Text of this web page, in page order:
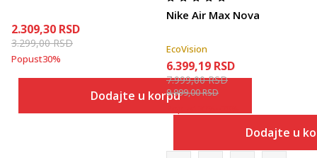
2.309,30 RSD
3.299,00RSD
Popust30%
Dodajte u korpu
Nike Air Max Nova
EcoVision
6.399,19 RSD
7.999,00RSD
9.999,00RSD
Dodajte u